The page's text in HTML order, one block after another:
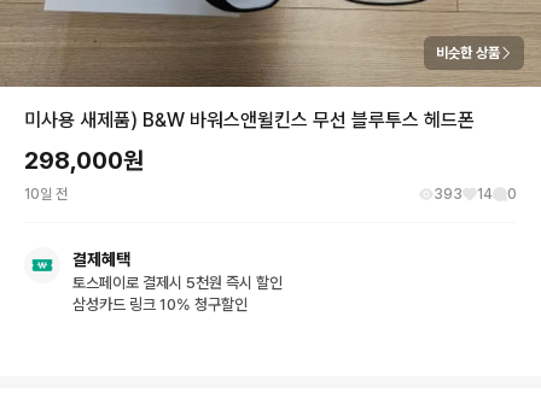
비슷한 상품
미사용 새제품) B&W 바워스앤윌킨스 무선 블루투스 헤드폰
298,000원
10일 전 393 14 0
결제혜택
토스페이로 결제시 5천원 즉시 할인
삼성카드 링크 10% 청구할인